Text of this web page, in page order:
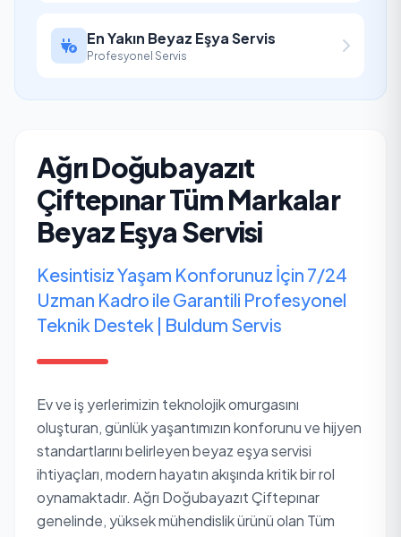
En Yakın Beyaz Eşya Servis
Profesyonel Servis
Ağrı Doğubayazıt
Çiftepınar Tüm Markalar
Beyaz Eşya Servisi
Kesintisiz Yaşam Konforunuz İçin 7/24
Uzman Kadro ile Garantili Profesyonel
Teknik Destek | Buldum Servis
Ev ve iş yerlerimizin teknolojik omurgasını
oluşturan, günlük yaşantımızın konforunu ve hijyen
standartlarını belirleyen beyaz eşya servisi
ihtiyaçları, modern hayatın akışında kritik bir rol
oynamaktadır. Ağrı Doğubayazıt Çiftepınar
genelinde, yüksek mühendislik ürünü olan Tüm